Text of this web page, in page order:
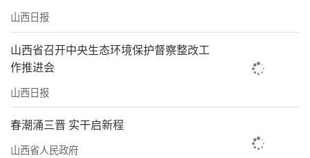
山西日报
山西省召开中央生态环境保护督察整改工
作推进会
山西日报
春潮涌三晋 实干启新程
山西省人民政府